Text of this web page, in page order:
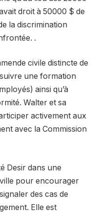
droit à 50000 $ de
la discrimination
.
civile distincte de
une formation
ainsi qu’à
Walter et sa
activement aux
avec la Commission
Desir dans une
pour encourager
des cas de
Elle est